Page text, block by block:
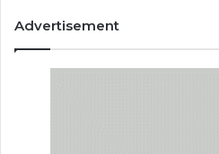
Advertisement